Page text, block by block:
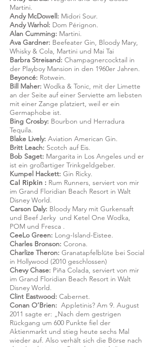
Martini.
Andy McDowell: Midori Sour.
Andy Warhol: Dom Pérignon.
Alan Cumming: Martini.
Ava Gardner: Beefeater Gin, Bloody Mary,
Whisky & Cola, Martini und Mai Tai
Barbra Streisand: Champagnercocktail in
der Playboy Mansion in den 1960er Jahren.
Beyoncé: Rotwein.
Bill Maher: Wodka & Tonic, mit der Limette
an der Seite auf einer Serviette am liebsten
mit einer Zange platziert, weil er ein
Germaphobe ist.
Bing Crosby: Bourbon und Herradura
Tequila.
Blake Lively: Aviation American Gin.
Britt Leach: Scotch auf Eis.
Bob Saget: Margarita in Los Angeles und er
ist ein großartiger Trinkgeldgeber.
Kumpel Hackett: Gin Ricky.
Cal Ripkin : Rum Runners, serviert von mir
im Grand Floridian Beach Resort in Walt
Disney World.
Carson Daly: Bloody Mary mit Gurkensaft
und Beef Jerky und Ketel One Wodka,
POM und Fresca .
CeeLo Green: Long-Island-Eistee.
Charles Bronson: Corona.
Charlize Theron: Granatapfelblüte bei Social
in Hollywood (2010 geschlossen)
Chevy Chase: Piña Colada, serviert von mir
im Grand Floridian Beach Resort in Walt
Disney World.
Clint Eastwood: Cabernet.
Conan O’Brien: Appletinis? Am 9. August
2011 sagte er: „Nach dem gestrigen
Rückgang um 600 Punkte fiel der
Aktienmarkt und stieg heute sechs Mal
wieder auf. Also verhält sich die Börse nach